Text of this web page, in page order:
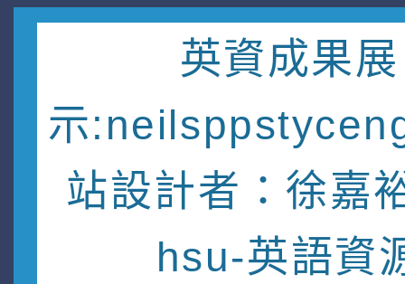
英資成果展
示
站設計者：徐嘉
hsu-英語資